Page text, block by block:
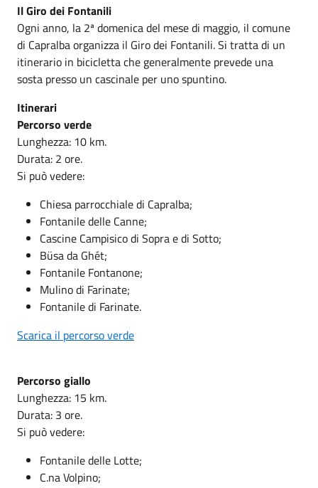
Il Giro dei Fontanili
Ogni anno, la 2ª domenica del mese di maggio, il comune
di Capralba organizza il Giro dei Fontanili. Si tratta di un
itinerario in bicicletta che generalmente prevede una
sosta presso un cascinale per uno spuntino.
Itinerari
Percorso verde
Lunghezza: 10 km.
Durata: 2 ore.
Si può vedere:
Chiesa parrocchiale di Capralba;
Fontanile delle Canne;
Cascine Campisico di Sopra e di Sotto;
Büsa da Ghét;
Fontanile Fontanone;
Mulino di Farinate;
Fontanile di Farinate.
Scarica il percorso verde
Percorso giallo
Lunghezza: 15 km.
Durata: 3 ore.
Si può vedere:
Fontanile delle Lotte;
C.na Volpino;